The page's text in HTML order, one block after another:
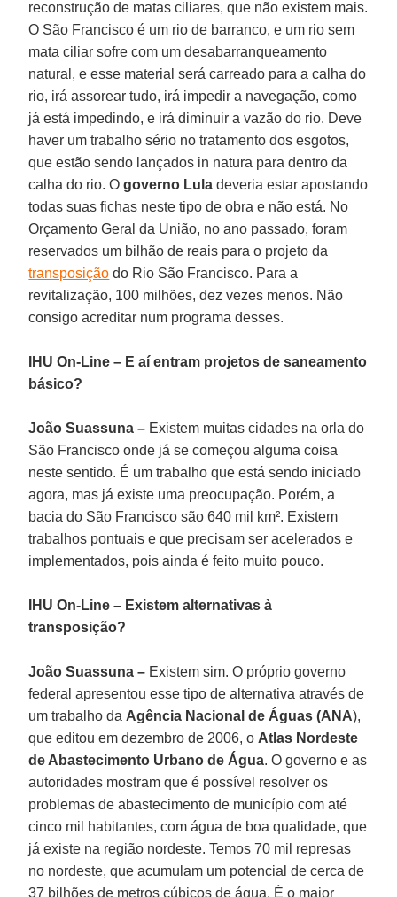
reconstrução de matas ciliares, que não existem mais.
O São Francisco é um rio de barranco, e um rio sem
mata ciliar sofre com um desabarranqueamento
natural, e esse material será carreado para a calha do
rio, irá assorear tudo, irá impedir a navegação, como
já está impedindo, e irá diminuir a vazão do rio. Deve
haver um trabalho sério no tratamento dos esgotos,
que estão sendo lançados in natura para dentro da
calha do rio. Ogoverno Lula deveria estar apostando
todas suas fichas neste tipo de obra e não está. No
Orçamento Geral da União, no ano passado, foram
reservados um bilhão de reais para o projeto da
transposição do Rio São Francisco. Para a
revitalização, 100 milhões, dez vezes menos. Não
consigo acreditar num programa desses.
IHU On-Line – E aí entram projetos de saneamento
básico?
João Suassuna – Existem muitas cidades na orla do
São Francisco onde já se começou alguma coisa
neste sentido. É um trabalho que está sendo iniciado
agora, mas já existe uma preocupação. Porém, a
bacia do São Francisco são 640 mil km². Existem
trabalhos pontuais e que precisam ser acelerados e
implementados, pois ainda é feito muito pouco.
IHU On-Line – Existem alternativas à
transposição?
João Suassuna – Existem sim. O próprio governo
federal apresentou esse tipo de alternativa através de
um trabalho da Agência Nacional de Águas (ANA),
que editou em dezembro de 2006, o Atlas Nordeste
de Abastecimento Urbano de Água. O governo e as
autoridades mostram que é possível resolver os
problemas de abastecimento de município com até
cinco mil habitantes, com água de boa qualidade, que
já existe na região nordeste. Temos 70 mil represas
no nordeste, que acumulam um potencial de cerca de
37 bilhões de metros cúbicos de água. É o maior